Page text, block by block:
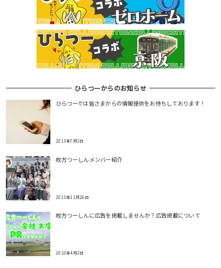
ひらつーからのお知らせ
ひらつーでは皆さまからの情報提供をお待ちしております！
2013年7月2日
枚方つーしんメンバー紹介
2013年11月26日
枚方つーしんに広告を掲載しませんか？広告掲載について
2010年4月2日